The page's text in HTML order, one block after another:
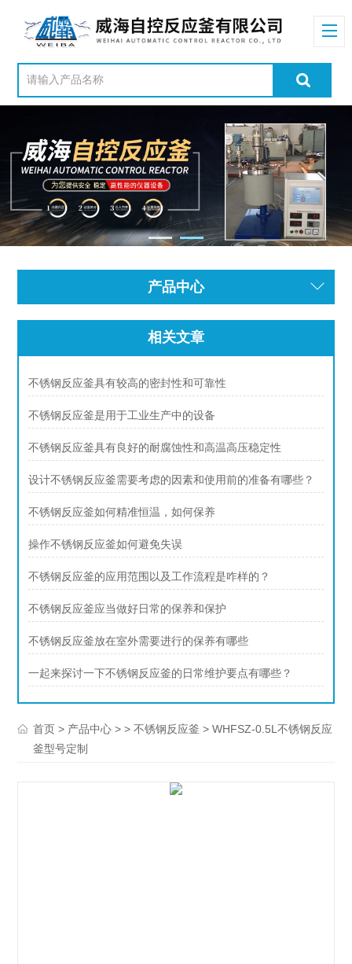
产品中心
相关文章
不锈钢反应釜具有较高的密封性和可靠性
不锈钢反应釜是用于工业生产中的设备
不锈钢反应釜具有良好的耐腐蚀性和高温高压稳定性
设计不锈钢反应釜需要考虑的因素和使用前的准备有哪些？
不锈钢反应釜如何精准恒温，如何保养
操作不锈钢反应釜如何避免失误
不锈钢反应釜的应用范围以及工作流程是咋样的？
不锈钢反应釜应当做好日常的保养和保护
不锈钢反应釜放在室外需要进行的保养有哪些
一起来探讨一下不锈钢反应釜的日常维护要点有哪些？
首页 > 产品中心 > >不锈钢反应釜 > WHFSZ-0.5L不锈钢反应
釜型号定制